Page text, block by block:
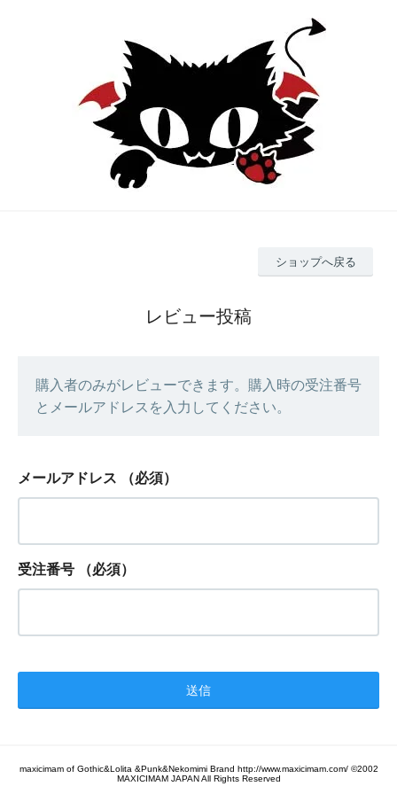
ショップへ戻る
レビュー投稿
購入者のみがレビューできます。購入時の受注番号
とメールアドレスを入力してください。
メールアドレス （必須）
受注番号 （必須）
maxicimam of Gothic&Lolita &Punk&Nekomimi Brand http://www.maxicimam.com/ ©2002
MAXICIMAM JAPAN All Rights Reserved